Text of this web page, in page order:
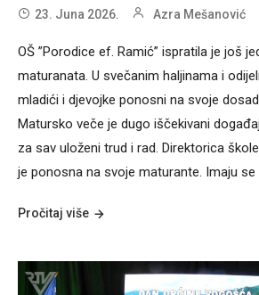
23. Juna 2026. Azra Mešanović
OŠ ”Porodice ef. Ramić” ispratila je još
maturanata. U svečanim haljinama i
mladići i djevojke ponosni na svoje
Matursko veče je dugo iščekivani
za sav uloženi trud i rad. Direktorica
je ponosna na svoje maturante. Imaju se
Pročitaj više